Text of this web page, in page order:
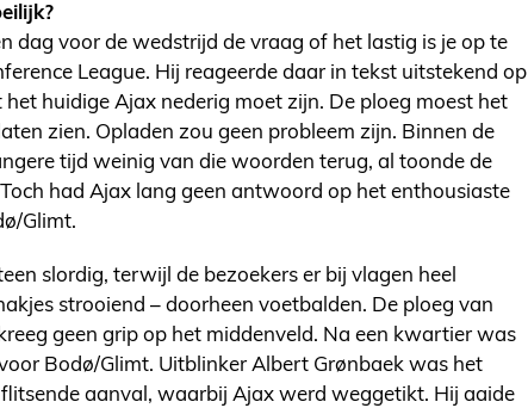
dag voor de wedstrijd de vraag of het lastig is je op te
League. Hij reageerde daar in tekst uitstekend op
huidige Ajax nederig moet zijn. De ploeg moest het
zien. Opladen zou geen probleem zijn. Binnen de
tijd weinig van die woorden terug, al toonde de
had Ajax lang geen antwoord op het enthousiaste
Glimt.
slordig, terwijl de bezoekers er bij vlagen heel
strooiend – doorheen voetbalden. De ploeg van
kreeg geen grip op het middenveld. Na een kwartier was
Bodø/Glimt. Uitblinker Albert Grønbaek was het
aanval, waarbij Ajax werd weggetikt. Hij aaide